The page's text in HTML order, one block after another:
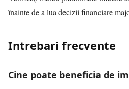
înainte de a lua decizii financiare
Intrebari frecvente
Cine poate beneficia de